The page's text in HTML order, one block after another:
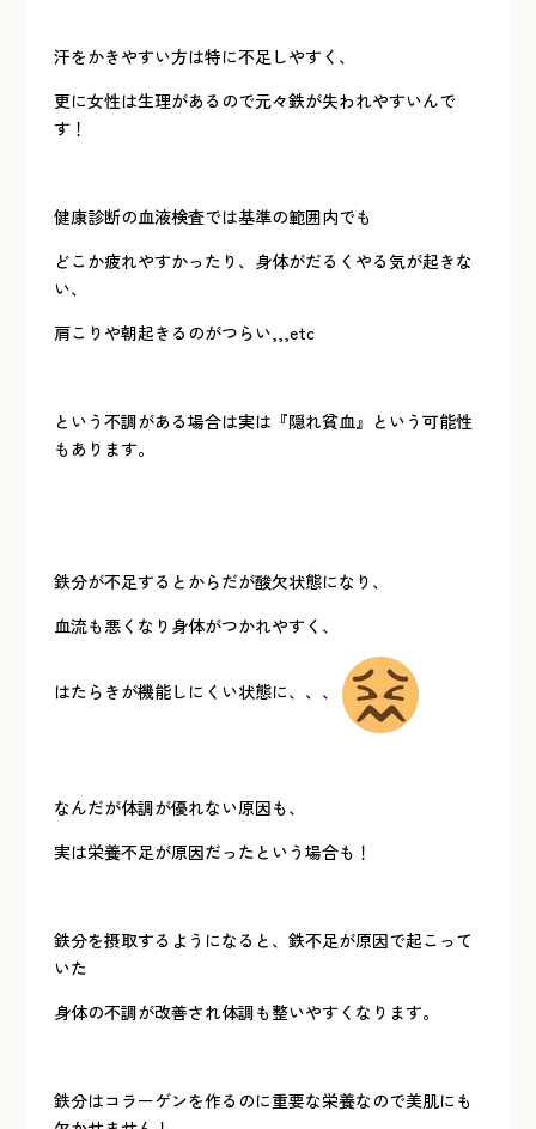
汗をかきやすい方は特に不足しやすく、
更に女性は生理があるので元々鉄が失われやすいんで
す！
健康診断の血液検査では基準の範囲内でも
どこか疲れやすかったり、身体がだるくやる気が起きな
い、
肩こりや朝起きるのがつらい,,,etc
という不調がある場合は実は『隠れ貧血』という可能性
もあります。
鉄分が不足するとからだが酸欠状態になり、
血流も悪くなり身体がつかれやすく、
はたらきが機能しにくい状態に、、、
なんだが体調が優れない原因も、
実は栄養不足が原因だったという場合も！
鉄分を摂取するようになると、鉄不足が原因で起こって
いた
身体の不調が改善され体調も整いやすくなります。
鉄分はコラーゲンを作るのに重要な栄養なので美肌にも